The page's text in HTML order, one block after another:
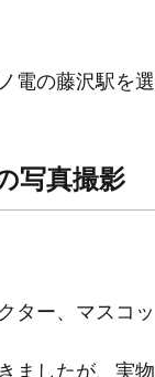
電の藤沢駅を
写真撮影
ター、マスコ
ましたが、実